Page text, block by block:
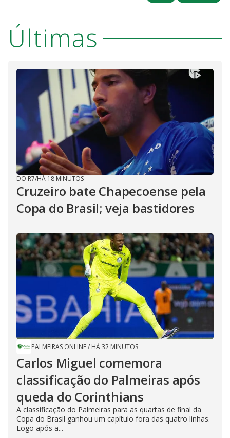
Últimas
DO R7/HÁ 18 MINUTOS
Cruzeiro bate Chapecoense pela
Copa do Brasil; veja bastidores
PALMEIRAS ONLINE/ HÁ 32 MINUTOS
Carlos Miguel comemora
classificação do Palmeiras após
queda do Corinthians
A classificação do Palmeiras para as quartas de final da
Copa do Brasil ganhou um capítulo fora das quatro linhas.
Logo após a...